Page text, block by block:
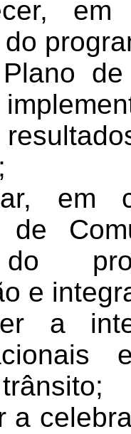
em
de
do
e
a
a